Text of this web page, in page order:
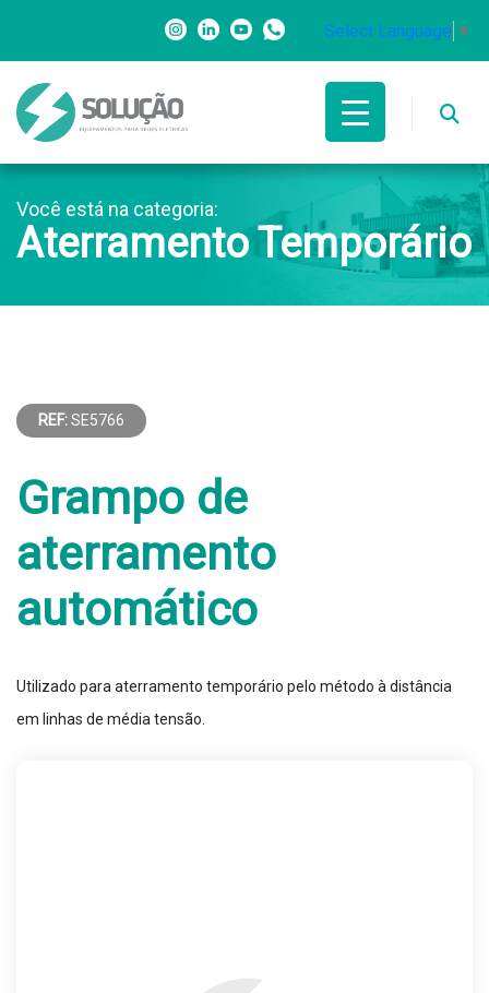
Select Language ▼
Você está na categoria:
Aterramento Temporário
REF:SE5766
Grampo de
aterramento
automático
Utilizado para aterramento temporário pelo método à distância
em linhas de média tensão.